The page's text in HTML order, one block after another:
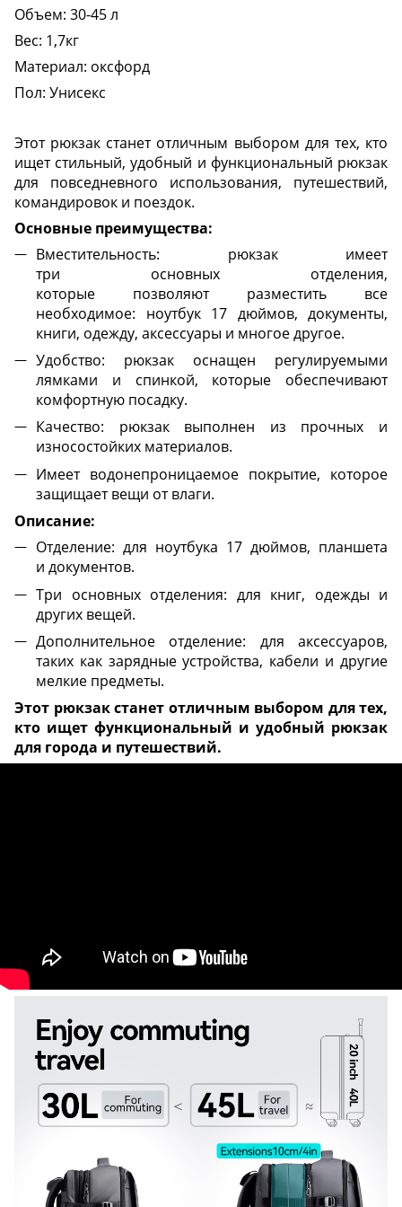
Объем: 30-45 л
Вес: 1,7кг
Материал: оксфорд
Пол: Унисекс
Этот рюкзак станет отличным выбором для тех, кто
ищет стильный, удобный и функциональный рюкзак
для повседневного использования, путешествий,
командировок и поездок.
Основные преимущества:
Вместительность: рюкзак имеет
три основных отделения,
которые позволяют разместить все
необходимое: ноутбук 17 дюймов, документы,
книги, одежду, аксессуары и многое другое.
Удобство: рюкзак оснащен регулируемыми
лямками и спинкой, которые обеспечивают
комфортную посадку.
Качество: рюкзак выполнен из прочных и
износостойких материалов.
Имеет водонепроницаемое покрытие, которое
защищает вещи от влаги.
Описание:
Отделение: для ноутбука 17 дюймов, планшета
и документов.
Три основных отделения: для книг, одежды и
других вещей.
Дополнительное отделение: для аксессуаров,
таких как зарядные устройства, кабели и другие
мелкие предметы.
Этот рюкзак станет отличным выбором для тех,
кто ищет функциональный и удобный рюкзак
для города и путешествий.